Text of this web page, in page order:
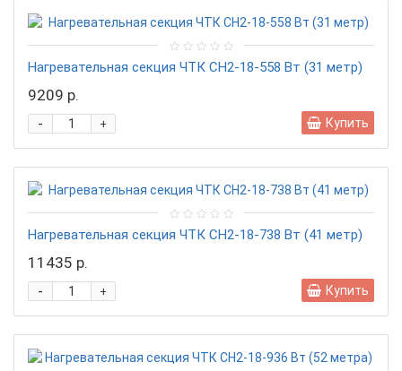
Нагревательная секция ЧТК CН2-18-558 Вт (31 метр)
9209 р.
+
- Купить
Нагревательная секция ЧТК CН2-18-738 Вт (41 метр)
11435 р.
+
- Купить